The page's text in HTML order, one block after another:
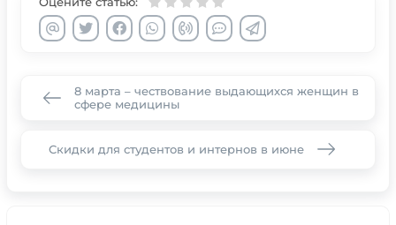
8 марта – чествование выдающихся женщин в
сфере медицины
Скидки для студентов и интернов в июне